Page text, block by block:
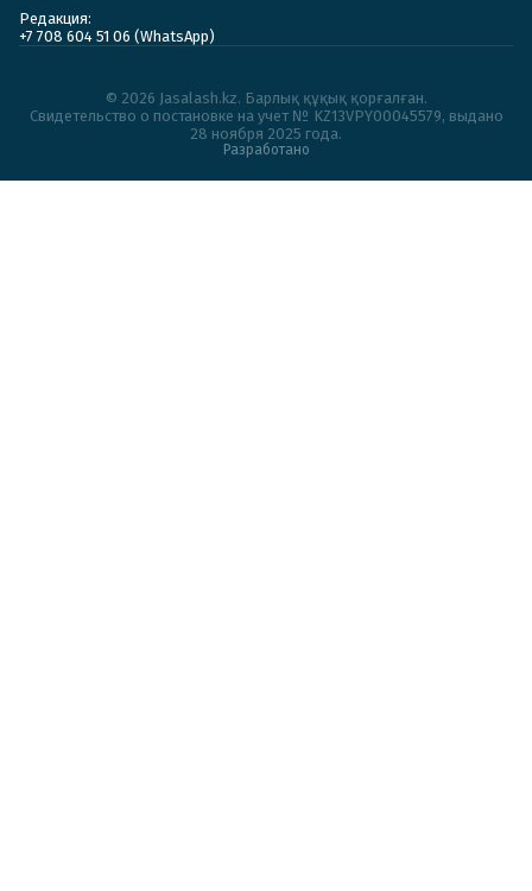
Редакция:
+7 708 604 51 06 (WhatsApp)
© 2026 Jasalash.kz. Барлық құқық қорғалған.
Cвидетельство о постановке на учет № KZ13VPY00045579, выдано
28 ноября 2025 года.
Разработано